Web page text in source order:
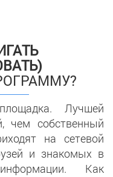
Лучшей
чем собственный
на сетевой
и знакомых в
Как